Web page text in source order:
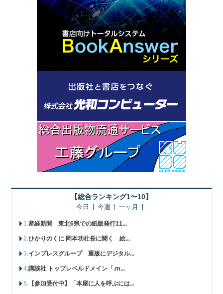
【総合ランキング1〜10】
今日 今週 一ヶ月
産経新聞 東北6県での紙版発行11...
ひかりのくに 岡本功社長に聞く 絵...
インプレスグループ 重版にデジタル...
講談社 トップレベルドメイン「.m...
【参加受付中】「本屋に人を呼ぶには...